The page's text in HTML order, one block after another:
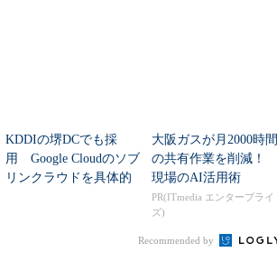
KDDIの堺DCでも採
用 Google Cloudのソブ
リンクラウドを具体的
大阪ガスが月2000時間
の共有作業を削減！
現場のAI活用術
PR(ITmedia エンタープライ
ズ)
Recommended by